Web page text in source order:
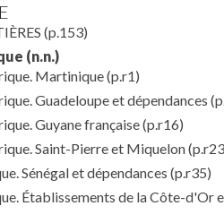
(p.153)
(n.n.)
Martinique(p.r1)
Guadeloupe et dépendances
Guyane française(p.r16)
Saint-Pierre et Miquelon
Sénégal et dépendances (p.r35)
Établissements de la Côte-d'Or